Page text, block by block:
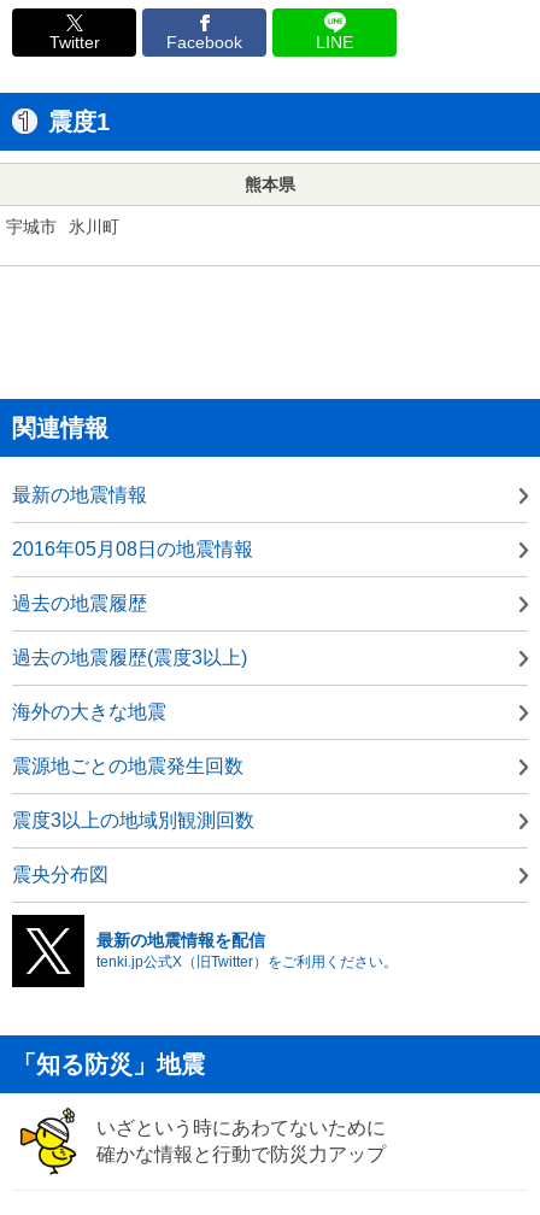
Twitter Facebook LINE
震度1
熊本県
宇城市 氷川町
関連情報
最新の地震情報
2016年05月08日の地震情報
過去の地震履歴
過去の地震履歴(震度3以上)
海外の大きな地震
震源地ごとの地震発生回数
震度3以上の地域別観測回数
震央分布図
最新の地震情報を配信
tenki.jp公式X（旧Twitter）をご利用ください。
「知る防災」地震
いざという時にあわてないために
確かな情報と行動で防災力アップ